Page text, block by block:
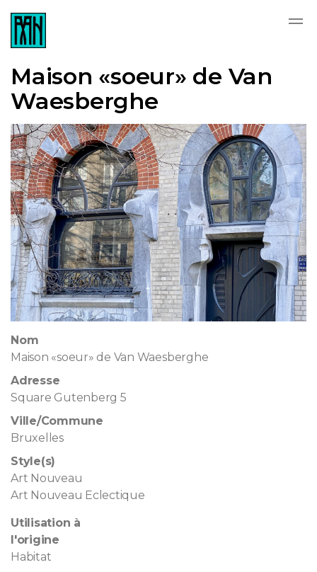
Maison «soeur» de Van
Waesberghe
Nom
Maison «soeur» de Van Waesberghe
Adresse
Square Gutenberg 5
Ville/Commune
Bruxelles
Style(s)
Art Nouveau
Art Nouveau Eclectique
Utilisation à
l'origine
Habitat